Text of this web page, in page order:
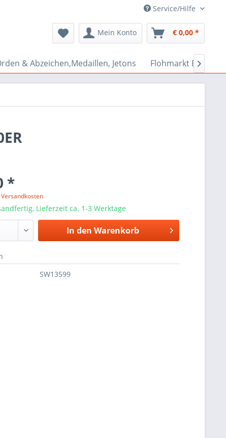
Service/Hilfe
Mein Konto € 0,00 *
& Abzeichen,Medaillen, Jetons Flohmarkt Bazar

*
Lieferzeit ca. 1-3 Werktage
In den Warenkorb
SW13599